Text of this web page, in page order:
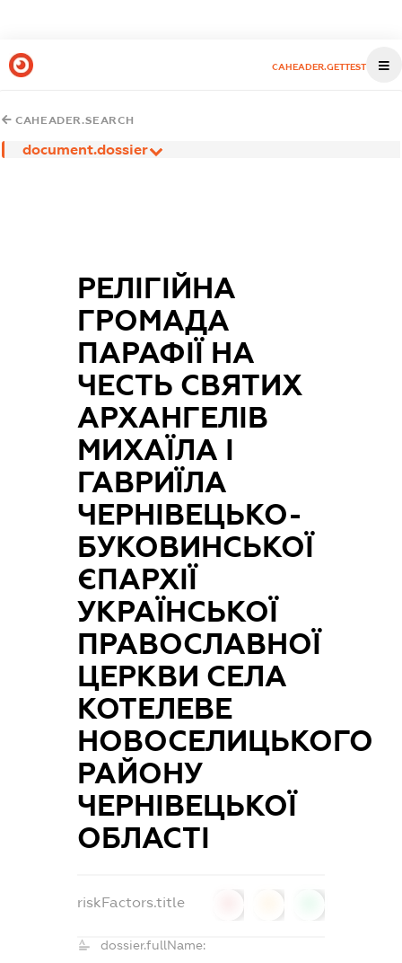
CAHEADER.GETTEST
CAHEADER.SEARCH
document.dossier
РЕЛІГІЙНА
ГРОМАДА
ПАРАФІЇ НА
ЧЕСТЬ СВЯТИХ
АРХАНГЕЛІВ
МИХАЇЛА І
ГАВРИЇЛА
ЧЕРНІВЕЦЬКО-
БУКОВИНСЬКОЇ
ЄПАРХІЇ
УКРАЇНСЬКОЇ
ПРАВОСЛАВНОЇ
ЦЕРКВИ СЕЛА
КОТЕЛЕВЕ
НОВОСЕЛИЦЬКОГО
РАЙОНУ
ЧЕРНІВЕЦЬКОЇ
ОБЛАСТІ
riskFactors.title
dossier.fullName: